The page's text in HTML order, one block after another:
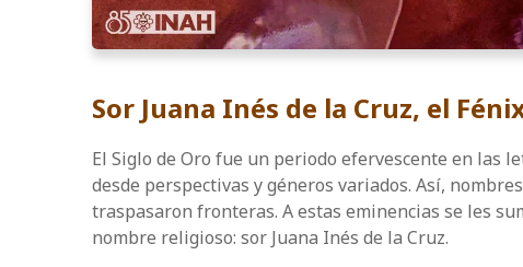
Sor Juana Inés de la Cruz, el
El Siglo de Oro fue un periodo efervescente en las
desde perspectivas y géneros variados. Así,
traspasaron fronteras. A estas eminencias se les
nombre religioso: sor Juana Inés de la Cruz.